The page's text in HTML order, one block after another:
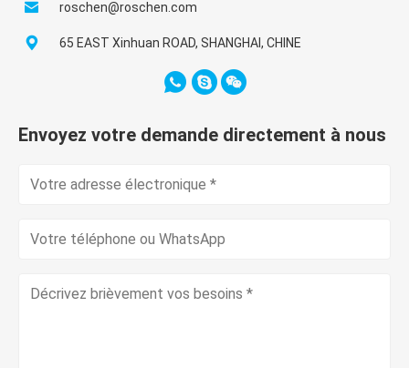
roschen@roschen.com
65 EAST Xinhuan ROAD, SHANGHAI, CHINE
Envoyez votre demande directement à nous